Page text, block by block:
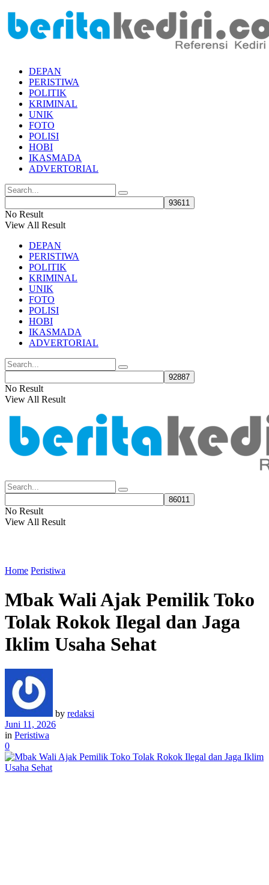
DEPAN
PERISTIWA
POLITIK
KRIMINAL
UNIK
FOTO
POLISI
HOBI
IKASMADA
ADVERTORIAL
No Result
View All Result
DEPAN
PERISTIWA
POLITIK
KRIMINAL
UNIK
FOTO
POLISI
HOBI
IKASMADA
ADVERTORIAL
No Result
View All Result
No Result
View All Result
Home Peristiwa
Mbak Wali Ajak Pemilik Toko
Tolak Rokok Ilegal dan Jaga
Iklim Usaha Sehat
by redaksi
Juni 11, 2026
in Peristiwa
0